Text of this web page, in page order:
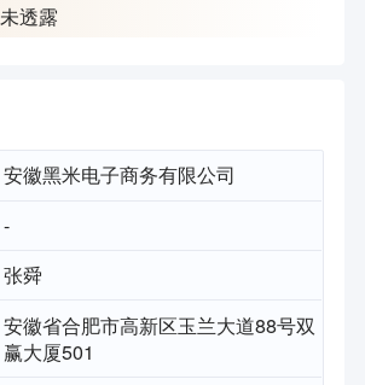
未透露
安徽黑米电子商务有限公司
-
张舜
安徽省合肥市高新区玉兰大道88号双
赢大厦501